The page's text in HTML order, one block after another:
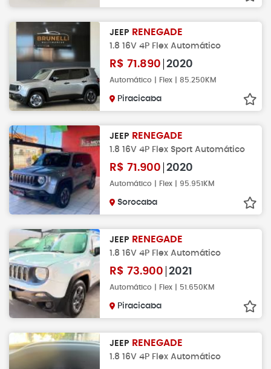
JEEP RENEGADE
1.8 16V 4P Flex Automático
R$ 71.890 2020
Automático | Flex | 85.250KM
Piracicaba
JEEP RENEGADE
1.8 16V 4P Flex Sport Automático
R$ 71.900 2020
Automático | Flex | 95.951KM
Sorocaba
JEEP RENEGADE
1.8 16V 4P Flex Automático
R$ 73.900 2021
Automático | Flex | 51.650KM
Piracicaba
JEEP RENEGADE
1.8 16V 4P Flex Automático